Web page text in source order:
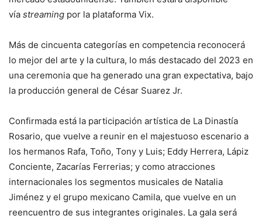
vía streaming por la plataforma Vix.
Más de cincuenta categorías en competencia reconocerá
lo mejor del arte y la cultura, lo más destacado del 2023 en
una ceremonia que ha generado una gran expectativa, bajo
la producción general de César Suarez Jr.
Confirmada está la participación artística de La Dinastía
Rosario, que vuelve a reunir en el majestuoso escenario a
los hermanos Rafa, Toño, Tony y Luis; Eddy Herrera, Lápiz
Conciente, Zacarías Ferrerias; y como atracciones
internacionales los segmentos musicales de Natalia
Jiménez y el grupo mexicano Camila, que vuelve en un
reencuentro de sus integrantes originales. La gala será